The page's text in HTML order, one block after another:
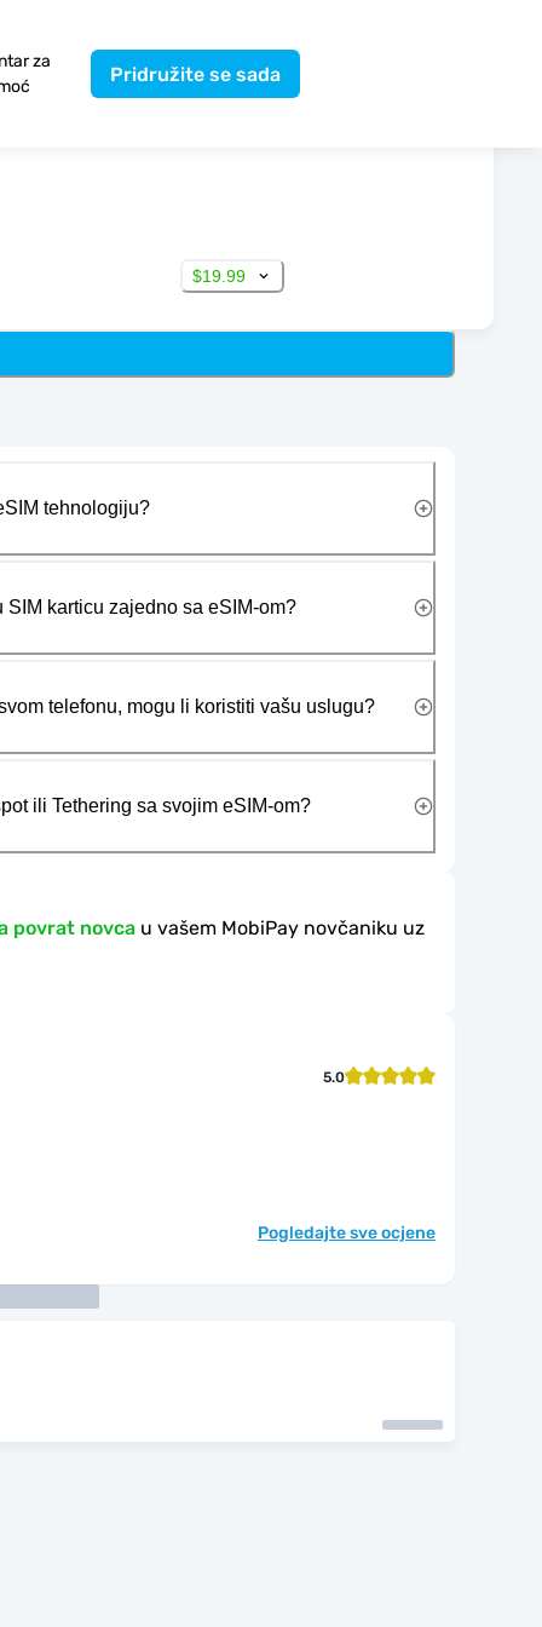
za
Pridružite se sada
$19.99
tehnologiju?
karticu zajedno sa eSIM-om?
telefonu, mogu li koristiti vašu uslugu?
ili Tethering sa svojim eSIM-om?
povrat novca u vašem MobiPay novčaniku uz
5.0
Pogledajte sve ocjene